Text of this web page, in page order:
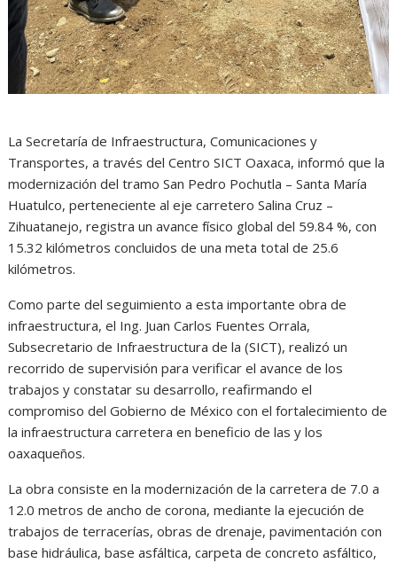
La Secretaría de Infraestructura, Comunicaciones y
Transportes, a través del Centro SICT Oaxaca, informó que la
modernización del tramo San Pedro Pochutla – Santa María
Huatulco, perteneciente al eje carretero Salina Cruz –
Zihuatanejo, registra un avance físico global del 59.84 %, con
15.32 kilómetros concluidos de una meta total de 25.6
kilómetros.
Como parte del seguimiento a esta importante obra de
infraestructura, el Ing. Juan Carlos Fuentes Orrala,
Subsecretario de Infraestructura de la (SICT), realizó un
recorrido de supervisión para verificar el avance de los
trabajos y constatar su desarrollo, reafirmando el
compromiso del Gobierno de México con el fortalecimiento de
la infraestructura carretera en beneficio de las y los
oaxaqueños.
La obra consiste en la modernización de la carretera de 7.0 a
12.0 metros de ancho de corona, mediante la ejecución de
trabajos de terracerías, obras de drenaje, pavimentación con
base hidráulica, base asfáltica, carpeta de concreto asfáltico,